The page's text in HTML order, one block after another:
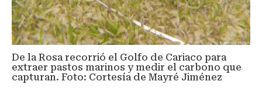
De la Rosa recorrió el Golfo de Cariaco para
extraer pastos marinos y medir el carbono que
capturan. Foto: Cortesía de Mayré Jiménez